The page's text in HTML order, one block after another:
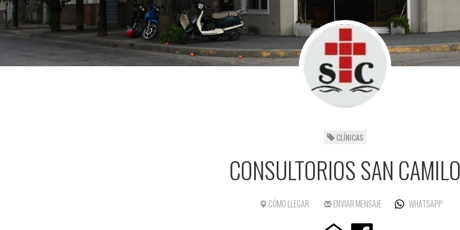
CLÍNICAS
CONSULTORIOS SAN
CÓMO LLEGAR ENVIAR MENSAJE WHATSAPP